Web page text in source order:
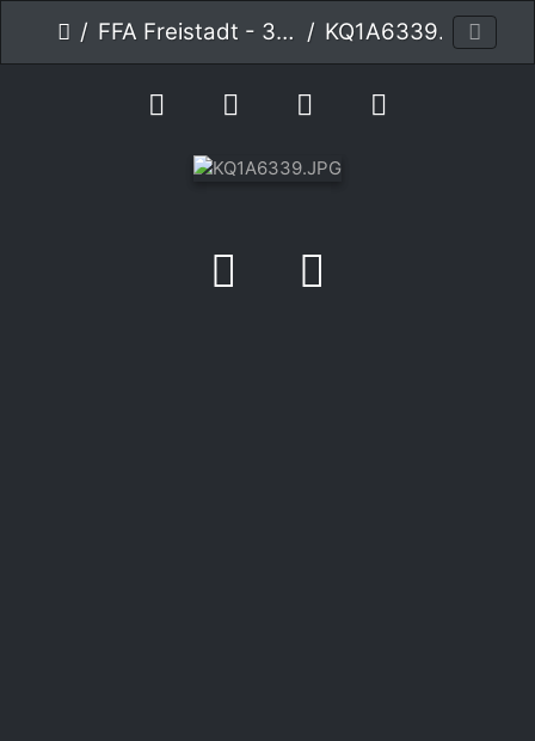
FFA Freistadt - 30.7.2022 KQ1A6339